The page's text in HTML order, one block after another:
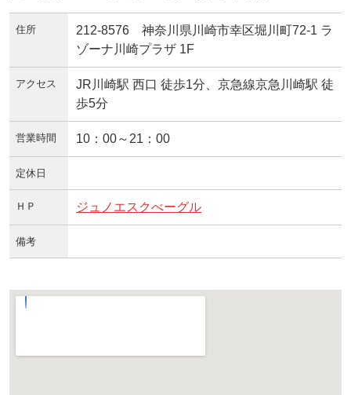
住所
212-8576 神奈川県川崎市幸区堀川町72-1 ラ
ゾーナ川崎プラザ 1F
アクセス
JR川崎駅 西口 徒歩1分、京急線京急川崎駅 徒
歩5分
営業時間 10：00～21：00
定休日
ＨＰ ジュノエスクべーグル
備考